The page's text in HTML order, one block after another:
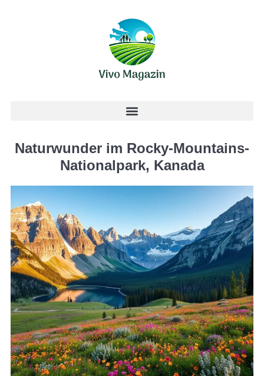
Naturwunder im Rocky-Mountains-
Nationalpark, Kanada